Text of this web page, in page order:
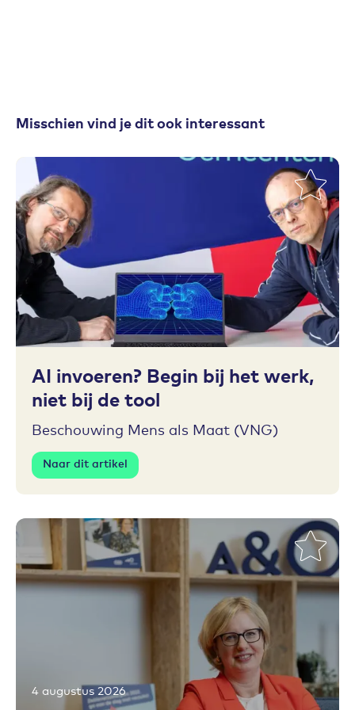
Misschien vind je dit ook interessant
Toevoegen aan favorieten
AI invoeren? Begin bij het werk,
niet bij de tool
Beschouwing Mens als Maat (VNG)
Naar dit artikel
Toevoegen aan favorieten
4 augustus 2026